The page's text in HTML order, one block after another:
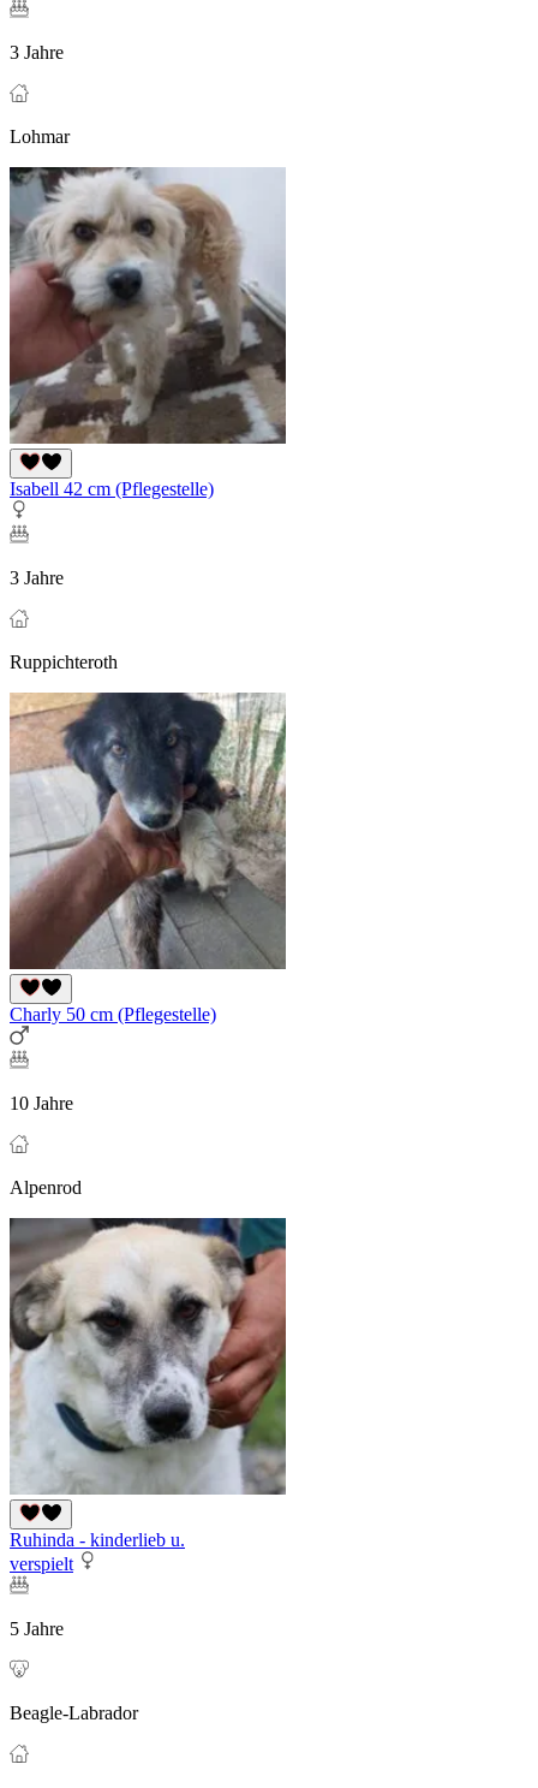
3 Jahre
Lohmar
Isabell 42 cm (Pflegestelle)
3 Jahre
Ruppichteroth
Charly 50 cm (Pflegestelle)
10 Jahre
Alpenrod
Ruhinda - kinderlieb u.
verspielt
5 Jahre
Beagle-Labrador